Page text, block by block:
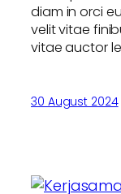
diam in orci
velit vitae
vitae auctor
30 August 2024